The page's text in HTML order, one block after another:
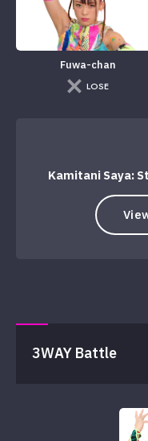
Fuwa-chan
LOSE
Kamitani Saya:
3WAY Battle